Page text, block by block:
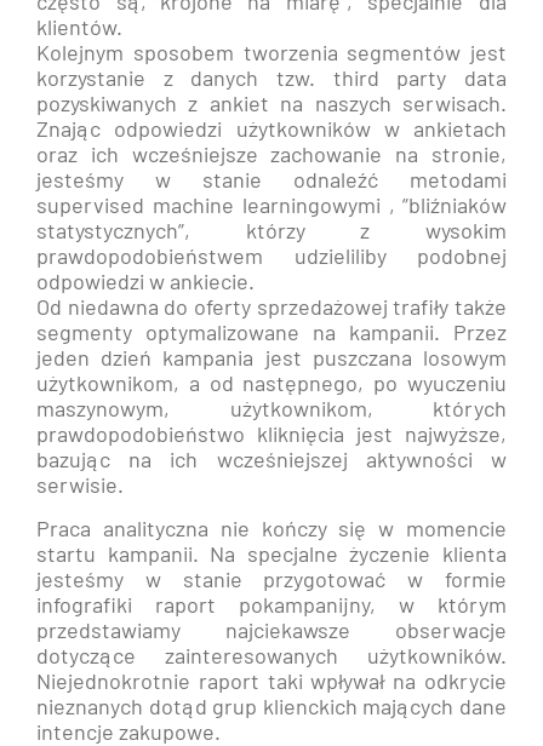
klientów.
Kolejnym sposobem tworzenia segmentów jest
korzystanie z danych tzw. third party data
pozyskiwanych z ankiet na naszych serwisach.
Znając odpowiedzi użytkowników w ankietach
oraz ich wcześniejsze zachowanie na stronie,
jesteśmy w stanie odnaleźć metodami
supervised machine learningowymi ‚”bliźniaków
statystycznych”, którzy z wysokim
prawdopodobieństwem udzieliliby podobnej
odpowiedzi w ankiecie.
Od niedawna do oferty sprzedażowej trafiły także
segmenty optymalizowane na kampanii. Przez
jeden dzień kampania jest puszczana losowym
użytkownikom, a od następnego, po wyuczeniu
maszynowym, użytkownikom, których
prawdopodobieństwo kliknięcia jest najwyższe,
bazując na ich wcześniejszej aktywności w
serwisie.
Praca analityczna nie kończy się w momencie
startu kampanii. Na specjalne życzenie klienta
jesteśmy w stanie przygotować w formie
infografiki raport pokampanijny, w którym
przedstawiamy najciekawsze obserwacje
dotyczące zainteresowanych użytkowników.
Niejednokrotnie raport taki wpływał na odkrycie
nieznanych dotąd grup klienckich mających dane
intencje zakupowe.